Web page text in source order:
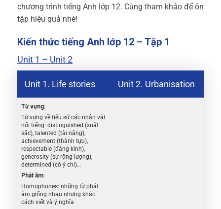
chương trình tiếng Anh lớp 12. Cùng tham khảo để ôn
tập hiệu quả nhé!
Kiến thức tiếng Anh lớp 12 – Tập 1
Unit 1 – Unit 2
Unit 1. Life stories Unit 2. Urbanisation
Từ vựng:
Từ vựng về tiểu sử các nhân vật
nổi tiếng: distinguished (xuất
sắc), talented (tài năng),
achievement (thành tựu),
respectable (đáng kính),
generosity (sự rộng lượng),
determined (có ý chí)…
Phát âm:
Homophones: những từ phát
âm giống nhau nhưng khác
cách viết và ý nghĩa